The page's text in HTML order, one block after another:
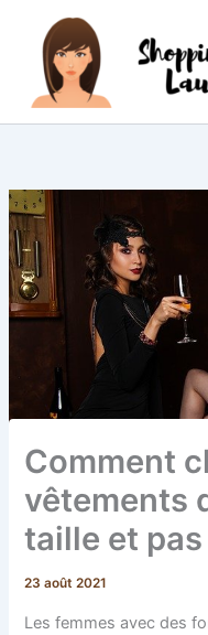
contenu
Comment
vêtements
taille et
23 août 2021
Les femmes avec des